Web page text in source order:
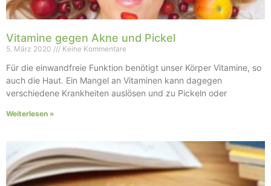
Vitamine gegen Akne und Pickel
5. März 2020 Keine Kommentare
Für die einwandfreie Funktion benötigt unser Körper Vitamine, so
auch die Haut. Ein Mangel an Vitaminen kann dagegen
verschiedene Krankheiten auslösen und zu Pickeln oder
Weiterlesen »